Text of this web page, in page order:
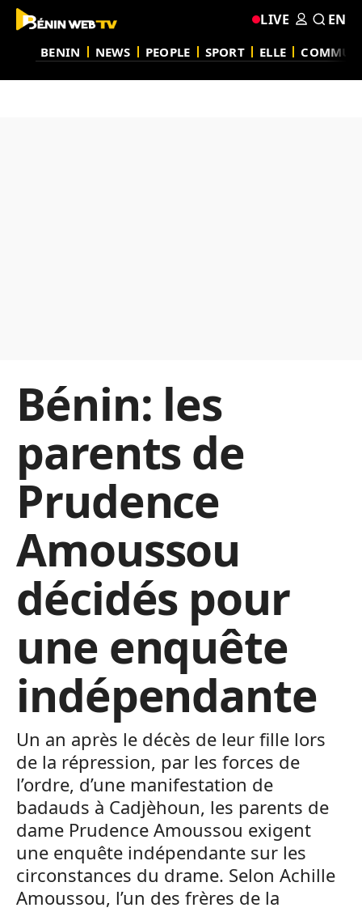
BENIN NEWS PEOPLE SPORT ELLE
LIVE EN
Bénin: les
parents de
Prudence
Amoussou
décidés pour
une enquête
indépendante
Un an après le décès de leur fille lors
de la répression, par les forces de
l’ordre, d’une manifestation de
badauds à Cadjèhoun, les parents de
dame Prudence Amoussou exigent
une enquête indépendante sur les
circonstances du drame. Selon Achille
Amoussou, l’un des frères de la